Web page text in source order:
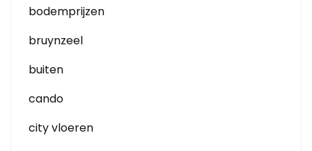
bodemprijzen
bruynzeel
buiten
cando
city vloeren